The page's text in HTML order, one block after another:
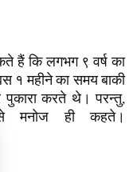
हैं कि लगभग ९ वर्ष का
१ महीने का समय बाकी
करते थे। परन्तु,
मनोज ही कहते।